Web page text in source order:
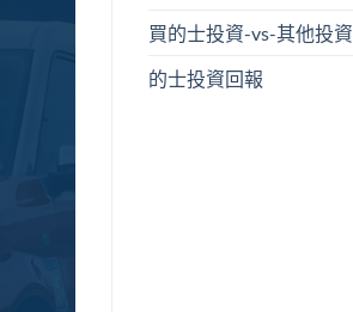
買的士投資-vs-其他投資
的士投資回報